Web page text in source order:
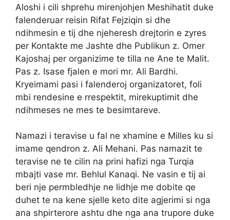
Aloshi i cili shprehu mirenjohjen Meshihatit duke
falenderuar reisin Rifat Fejziqin si dhe
ndihmesin e tij dhe njeheresh drejtorin e zyres
per Kontakte me Jashte dhe Publikun z. Omer
Kajoshaj per organizime te tilla ne Ane te Malit.
Pas z. Isase fjalen e mori mr. Ali Bardhi.
Kryeimami pasi i falenderoj organizatoret, foli
mbi rendesine e rrespektit, mirekuptimit dhe
ndihmeses ne mes te besimtareve.
Namazi i teravise u fal ne xhamine e Milles ku si
imame qendron z. Ali Mehani. Pas namazit te
teravise ne te cilin na prini hafizi nga Turqia
mbajti vase mr. Behlul Kanaqi. Ne vasin e tij ai
beri nje permbledhje ne lidhje me dobite qe
duhet te na kene sjelle keto dite agjerimi si nga
ana shpirterore ashtu dhe nga ana trupore duke